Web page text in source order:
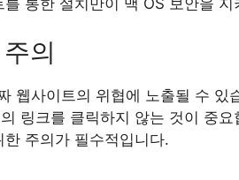
의
웹사이트의 위협에 노출될 수 있
링크를 클릭하지 않는 것이 중
주의가 필수적입니다.